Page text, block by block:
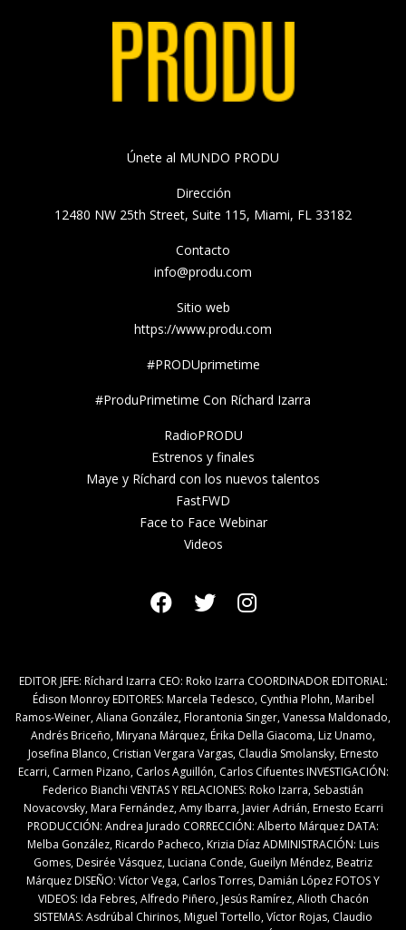
Únete al MUNDO PRODU
Dirección
12480 NW 25th Street, Suite 115, Miami, FL 33182
Contacto
info@produ.com
Sitio web
https://www.produ.com
#PRODUprimetime
#ProduPrimetime Con Ríchard Izarra
RadioPRODU
Estrenos y finales
Maye y Ríchard con los nuevos talentos
FastFWD
Face to Face Webinar
Videos
EDITOR JEFE: Ríchard Izarra CEO: Roko Izarra COORDINADOR EDITORIAL:
Édison Monroy EDITORES: Marcela Tedesco, Cynthia Plohn, Maribel
Ramos-Weiner, Aliana González, Florantonia Singer, Vanessa Maldonado,
Andrés Briceño, Miryana Márquez, Érika Della Giacoma, Liz Unamo,
Josefina Blanco, Cristian Vergara Vargas, Claudia Smolansky, Ernesto
Ecarri, Carmen Pizano, Carlos Aguillón, Carlos Cifuentes INVESTIGACIÓN:
Federico Bianchi VENTAS Y RELACIONES: Roko Izarra, Sebastián
Novacovsky, Mara Fernández, Amy Ibarra, Javier Adrián, Ernesto Ecarri
PRODUCCIÓN: Andrea Jurado CORRECCIÓN: Alberto Márquez DATA:
Melba González, Ricardo Pacheco, Krizia Díaz ADMINISTRACIÓN: Luis
Gomes, Desirée Vásquez, Luciana Conde, Gueilyn Méndez, Beatriz
Márquez DISEÑO: Víctor Vega, Carlos Torres, Damián López FOTOS Y
VIDEOS: Ida Febres, Alfredo Piñero, Jesús Ramírez, Alioth Chacón
SISTEMAS: Asdrúbal Chirinos, Miguel Tortello, Víctor Rojas, Claudio